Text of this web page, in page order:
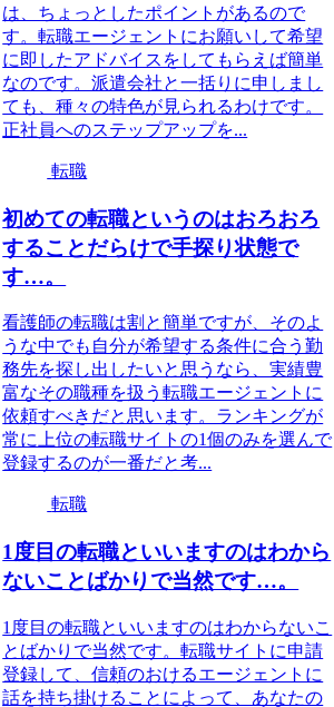
は、ちょっとしたポイントがあるので
す。転職エージェントにお願いして希望
に即したアドバイスをしてもらえば簡単
なのです。派遣会社と一括りに申しまし
ても、種々の特色が見られるわけです。
正社員へのステップアップを...
転職
初めての転職というのはおろおろ
することだらけで手探り状態で
す…。
看護師の転職は割と簡単ですが、そのよ
うな中でも自分が希望する条件に合う勤
務先を探し出したいと思うなら、実績豊
富なその職種を扱う転職エージェントに
依頼すべきだと思います。ランキングが
常に上位の転職サイトの1個のみを選んで
登録するのが一番だと考...
転職
1度目の転職といいますのはわから
ないことばかりで当然です…。
1度目の転職といいますのはわからないこ
とばかりで当然です。転職サイトに申請
登録して、信頼のおけるエージェントに
話を持ち掛けることによって、あなたの